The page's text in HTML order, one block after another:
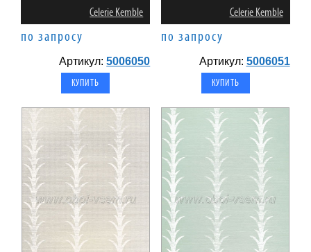
Celerie Kemble
по запросу
Артикул:5006050
Celerie Kemble
по запросу
Артикул: 5006051